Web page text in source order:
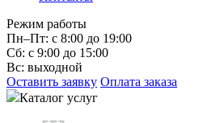
Режим работы
Пн–Пт: с 8:00 до 19:00
Сб: с 9:00 до 15:00
Вс: выходной
Оставить заявку Оплата заказа
Каталог услуг